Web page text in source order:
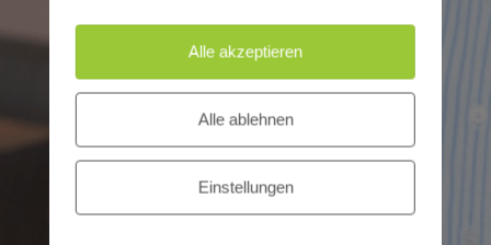
Alle akzeptieren
Alle ablehnen
Einstellungen